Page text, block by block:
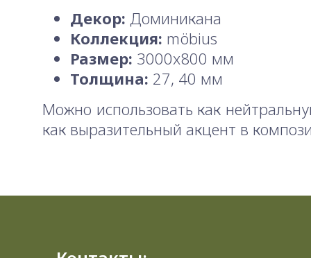
Декор: Доминикана
Коллекция: möbius
Размер: 3000x800 мм
Толщина: 27, 40 мм
Можно использовать как
как выразительный акцент в